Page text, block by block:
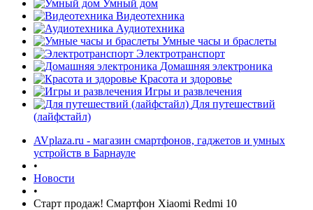
Умный дом
Видеотехника
Аудиотехника
Умные часы и браслеты
Электротранспорт
Домашняя электроника
Красота и здоровье
Игры и развлечения
Для путешествий
(лайфстайл)
AVplaza.ru - магазин смартфонов, гаджетов и умных
устройств в Барнауле
•
Новости
•
Старт продаж! Смартфон Xiaomi Redmi 10